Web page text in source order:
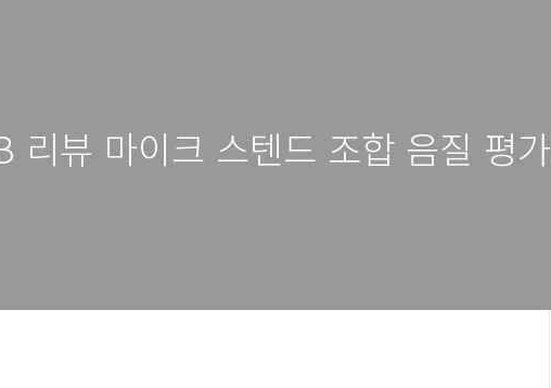
리뷰 마이크 스텐드 조합 음질 평가